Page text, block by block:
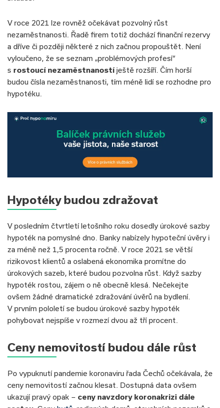
V roce 2021 lze rovněž očekávat pozvolný růst
nezaměstnanosti. Řadě firem totiž dochází finanční rezervy
a dříve či později některé z nich začnou propouštět. Není
vyloučeno, že se seznam „problémových profesí“
s rostoucí nezaměstnanostíještě rozšíří. Čím horší
budou čísla nezaměstnanosti, tím méně lidí se rozhodne pro
hypotéku.
Hypotéky budou zdražovat
V posledním čtvrtletí letošního roku dosedly úrokové sazby
hypoték na pomyslné dno. Banky nabízely hypoteční úvěry i
za méně než 1,5 procenta ročně. V roce 2021 se větší
rizikovost klientů a oslabená ekonomika promítne do
úrokových sazeb, které budou pozvolna růst. Když sazby
hypoték rostou, zájem o ně obecně klesá. Nečekejte
ovšem žádné dramatické zdražování úvěrů na bydlení.
V prvním pololetí se budou úrokové sazby hypoték
pohybovat nejspíše v rozmezí dvou až tří procent.
Ceny nemovitostí budou dále růst
Po vypuknutí pandemie koronaviru řada Čechů očekávala, že
ceny nemovitostí začnou klesat. Dostupná data ovšem
ukazují pravý opak – ceny navzdory koronakrizi dále